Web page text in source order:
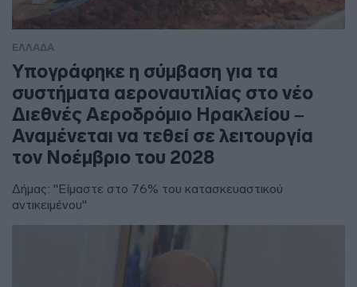
ΕΛΛΑΔΑ
Υπογράφηκε η σύμβαση για τα
συστήματα αεροναυτιλίας στο νέο
Διεθνές Αεροδρόμιο Ηρακλείου –
Αναμένεται να τεθεί σε λειτουργία
τον Νοέμβριο του 2028
Δήμας: "Είμαστε στο 76% του κατασκευαστικού
αντικειμένου"